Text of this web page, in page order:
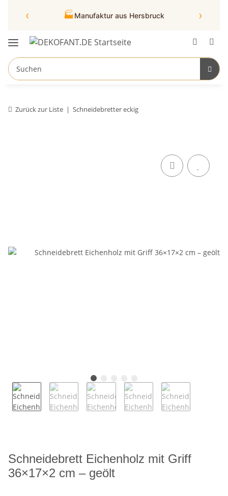
‹ 🏭 Manufaktur aus Hersbruck ›
Zurück zur Liste Schneidebretter eckig
Schneidebrett Eichenholz mit Griff
36×17×2 cm – geölt